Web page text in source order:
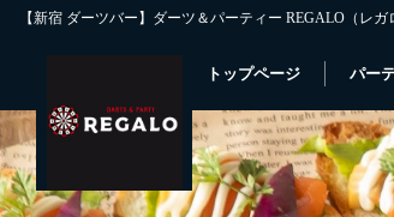
【新宿 ダーツバー】ダーツ＆パーティー REGALO（レ
トップページ パー